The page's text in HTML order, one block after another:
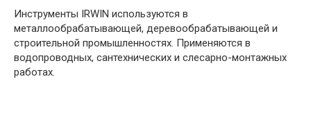
Инструменты IRWIN используются в
металлообрабатывающей, деревообрабатывающей и
строительной промышленностях. Применяются в
водопроводных, сантехнических и слесарно-монтажных
работах.